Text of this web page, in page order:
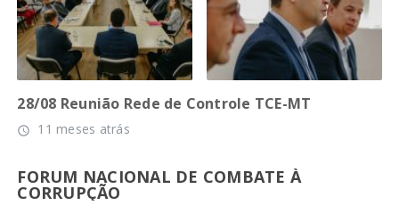
28/08 Reunião Rede de Controle TCE-MT
access_time 11 meses atrás
FORUM NACIONAL DE COMBATE À
CORRUPÇÃO